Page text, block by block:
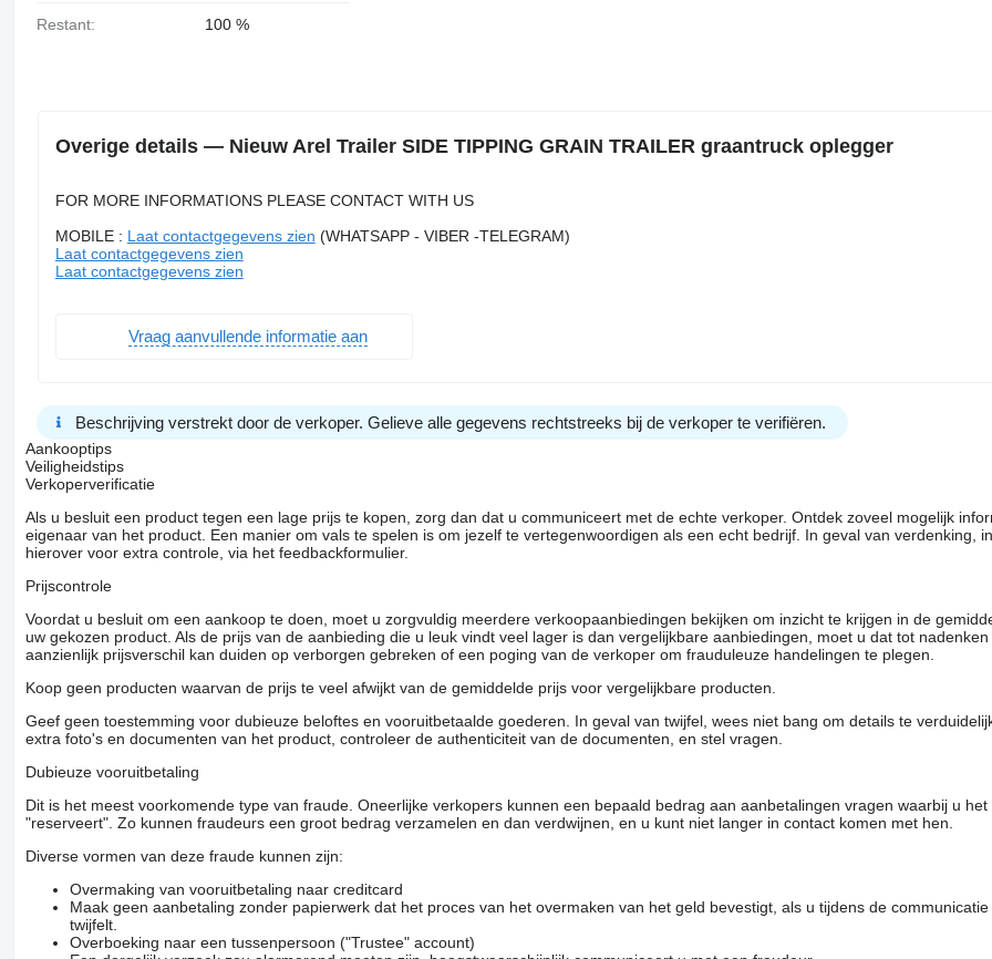
Restant: 100 %
Overige details — Nieuw Arel Trailer SIDE TIPPING GRAIN TRAILER graantruck oplegger
FOR MORE INFORMATIONS PLEASE CONTACT WITH US
MOBILE : Laat contactgegevens zien (WHATSAPP - VIBER -TELEGRAM)
Laat contactgegevens zien
Laat contactgegevens zien
Vraag aanvullende informatie aan
Beschrijving verstrekt door de verkoper. Gelieve alle gegevens rechtstreeks bij de verkoper te verifiëren.
Aankooptips
Veiligheidstips
Verkoperverificatie
Als u besluit een product tegen een lage prijs te kopen, zorg dan dat u communiceert met de echte verkoper. Ontdek zoveel mogelijk
eigenaar van het product. Een manier om vals te spelen is om jezelf te vertegenwoordigen als een echt bedrijf. In geval van verdenking,
hierover voor extra controle, via het feedbackformulier.
Prijscontrole
Voordat u besluit om een ​​aankoop te doen, moet u zorgvuldig meerdere verkoopaanbiedingen bekijken om inzicht te krijgen in de
uw gekozen product. Als de prijs van de aanbieding die u leuk vindt veel lager is dan vergelijkbare aanbiedingen, moet u dat tot
aanzienlijk prijsverschil kan duiden op verborgen gebreken of een poging van de verkoper om frauduleuze handelingen te plegen.
Koop geen producten waarvan de prijs te veel afwijkt van de gemiddelde prijs voor vergelijkbare producten.
Geef geen toestemming voor dubieuze beloftes en vooruitbetaalde goederen. In geval van twijfel, wees niet bang om details te
extra foto's en documenten van het product, controleer de authenticiteit van de documenten, en stel vragen.
Dubieuze vooruitbetaling
Dit is het meest voorkomende type van fraude. Oneerlijke verkopers kunnen een bepaald bedrag aan aanbetalingen vragen waarbij u het
"reserveert". Zo kunnen fraudeurs een groot bedrag verzamelen en dan verdwijnen, en u kunt niet langer in contact komen met hen.
Diverse vormen van deze fraude kunnen zijn:
Overmaking van vooruitbetaling naar creditcard
Maak geen aanbetaling zonder papierwerk dat het proces van het overmaken van het geld bevestigt, als u tijdens de
twijfelt.
Overboeking naar een tussenpersoon ("Trustee" account)